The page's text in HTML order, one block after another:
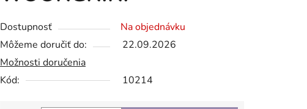
Dostupnosť
Na objednávku
Môžeme doručiť do:
22.09.2026
Možnosti doručenia
Kód:
10214